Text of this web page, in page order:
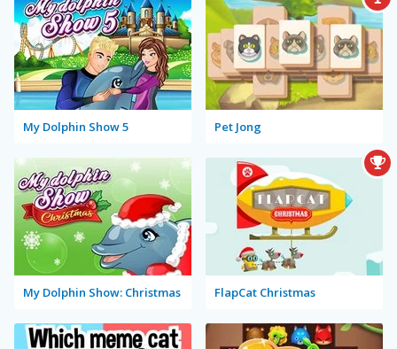
My Dolphin Show 5 Pet Jong
My Dolphin Show: Christmas FlapCat Christmas